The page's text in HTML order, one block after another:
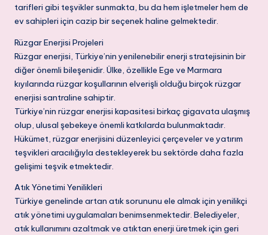
tarifleri gibi teşvikler sunmakta, bu da hem işletmeler hem de
ev sahipleri için cazip bir seçenek haline gelmektedir.
Rüzgar Enerjisi Projeleri
Rüzgar enerjisi, Türkiye’nin yenilenebilir enerji stratejisinin bir
diğer önemli bileşenidir. Ülke, özellikle Ege ve Marmara
kıyılarında rüzgar koşullarının elverişli olduğu birçok rüzgar
enerjisi santraline sahiptir.
Türkiye’nin rüzgar enerjisi kapasitesi birkaç gigavata ulaşmış
olup, ulusal şebekeye önemli katkılarda bulunmaktadır.
Hükümet, rüzgar enerjisini düzenleyici çerçeveler ve yatırım
teşvikleri aracılığıyla destekleyerek bu sektörde daha fazla
gelişimi teşvik etmektedir.
Atık Yönetimi Yenilikleri
Türkiye genelinde artan atık sorununu ele almak için yenilikçi
atık yönetimi uygulamaları benimsenmektedir. Belediyeler,
atık kullanımını azaltmak ve atıktan enerji üretmek için geri